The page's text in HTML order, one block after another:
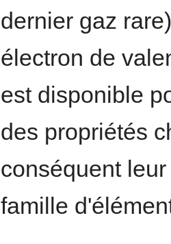
dernier gaz
électron de
est disponible
des propriétés
conséquent
famille